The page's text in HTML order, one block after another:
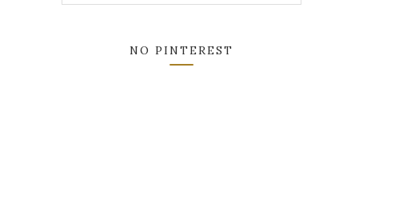
NO PINTEREST